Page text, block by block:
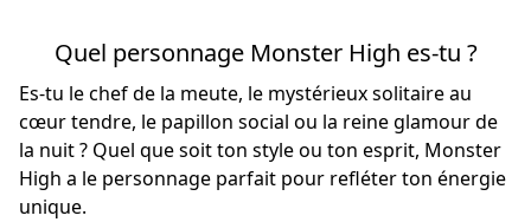
Quel personnage Monster High es-tu ?
Es-tu le chef de la meute, le mystérieux solitaire au
cœur tendre, le papillon social ou la reine glamour de
la nuit ? Quel que soit ton style ou ton esprit, Monster
High a le personnage parfait pour refléter ton énergie
unique.